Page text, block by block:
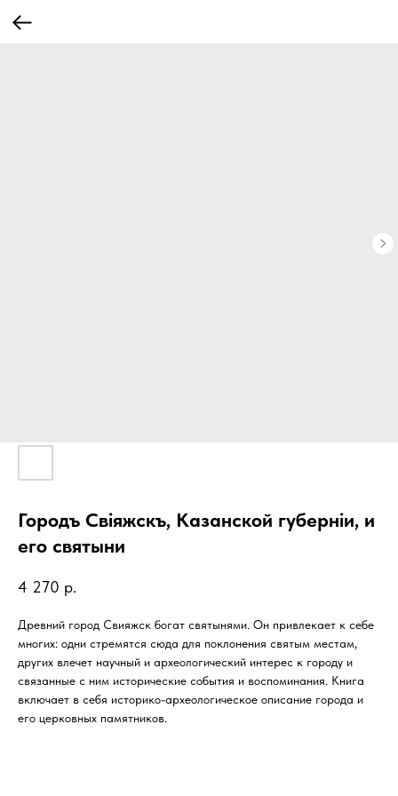
Городъ Свiяжскъ, Казанской губернiи, и
его святыни
4 270 р.
Древний город Свияжск богат святынями. Он привлекает к себе
многих: одни стремятся сюда для поклонения святым местам,
других влечет научный и археологический интерес к городу и
связанные с ним исторические события и воспоминания. Книга
включает в себя историко-археологическое описание города и
его церковных памятников.